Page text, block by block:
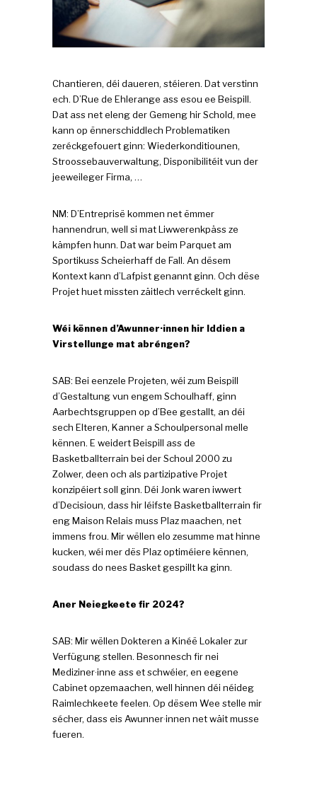
Chantieren, déi daueren, stéieren. Dat verstinn
ech. D’Rue de Ehlerange ass esou ee Beispill.
Dat ass net eleng der Gemeng hir Schold, mee
kann op ënnerschiddlech Problematiken
zeréckgefouert ginn: Wiederkonditiounen,
Stroossebauverwaltung, Disponibilitéit vun der
jeeweileger Firma, …
NM: D’Entreprisë kommen net ëmmer
hannendrun, well si mat Liwwerenkpäss ze
kämpfen hunn. Dat war beim Parquet am
Sportikuss Scheierhaff de Fall. An dësem
Kontext kann d’Lafpist genannt ginn. Och dëse
Projet huet missten zäitlech verréckelt ginn.
Wéi kënnen d’Awunner·innen hir Iddien a
Virstellunge mat abréngen?
SAB: Bei eenzele Projeten, wéi zum Beispill
d’Gestaltung vun engem Schoulhaff, ginn
Aarbechtsgruppen op d’Bee gestallt, an déi
sech Elteren, Kanner a Schoulpersonal melle
kënnen. E weidert Beispill ass de
Basketballterrain bei der Schoul 2000 zu
Zolwer, deen och als partizipative Projet
konzipéiert soll ginn. Déi Jonk waren iwwert
d’Decisioun, dass hir léifste Basketballterrain fir
eng Maison Relais muss Plaz maachen, net
immens frou. Mir wëllen elo zesumme mat hinne
kucken, wéi mer dës Plaz optiméiere kënnen,
soudass do nees Basket gespillt ka ginn.
Aner Neiegkeete fir 2024?
SAB: Mir wëllen Dokteren a Kinéë Lokaler zur
Verfügung stellen. Besonnesch fir nei
Mediziner·inne ass et schwéier, en eegene
Cabinet opzemaachen, well hinnen déi néideg
Raimlechkeete feelen. Op dësem Wee stelle mir
sécher, dass eis Awunner·innen net wäit musse
fueren.